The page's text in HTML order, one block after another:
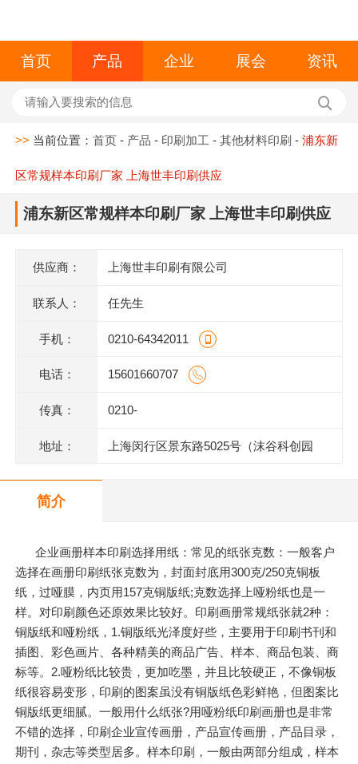
首页 产品 企业 展会 资讯
>> 当前位置：首页 - 产品 - 印刷加工 -其他材料印刷 -浦东新
区常规样本印刷厂家 上海世丰印刷供应
浦东新区常规样本印刷厂家 上海世丰印刷供应
供应商： 上海世丰印刷有限公司
联系人： 任先生
手机： 0210-64342011
电话： 15601660707
传真： 0210-
地址： 上海闵行区景东路5025号（沫谷科创园
简介
企业画册样本印刷选择用纸：常见的纸张克数：一般客户
选择在画册印刷纸张克数为，封面封底用300克/250克铜板
纸，过哑膜，内页用157克铜版纸;克数选择上哑粉纸也是一
样。对印刷颜色还原效果比较好。印刷画册常规纸张就2种：
铜版纸和哑粉纸，1.铜版纸光泽度好些，主要用于印刷书刊和
插图、彩色画片、各种精美的商品广告、样本、商品包装、商
标等。2.哑粉纸比较贵，更加吃墨，并且比较硬正，不像铜板
纸很容易变形，印刷的图案虽没有铜版纸色彩鲜艳，但图案比
铜版纸更细腻。一般用什么纸张?用哑粉纸印刷画册也是非常
不错的选择，印刷企业宣传画册，产品宣传画册，产品目录，
期刊，杂志等类型居多。样本印刷，一般由两部分组成，样本